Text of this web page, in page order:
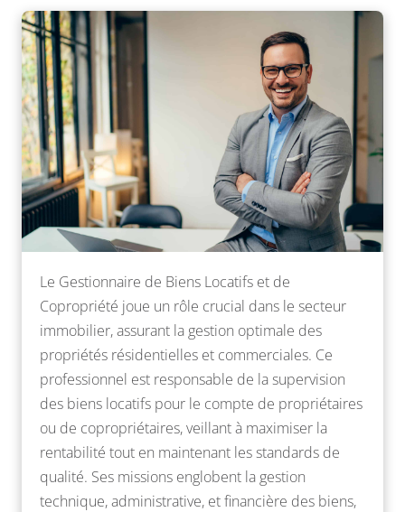
Le Gestionnaire de Biens Locatifs et de
Copropriété joue un rôle crucial dans le secteur
immobilier, assurant la gestion optimale des
propriétés résidentielles et commerciales. Ce
professionnel est responsable de la supervision
des biens locatifs pour le compte de propriétaires
ou de copropriétaires, veillant à maximiser la
rentabilité tout en maintenant les standards de
qualité. Ses missions englobent la gestion
technique, administrative, et financière des biens,